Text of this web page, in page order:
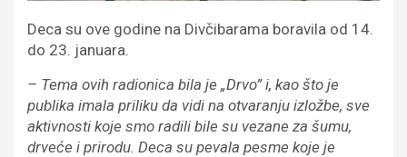
Deca su ove godine na Divčibarama boravila od 14.
do 23. januara.
– Tema ovih radionica bila je „Drvo” i, kao što je
publika imala priliku da vidi na otvaranju izložbe, sve
aktivnosti koje smo radili bile su vezane za šumu,
drveće i prirodu. Deca su pevala pesme koje je